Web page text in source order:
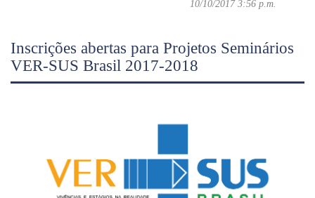
10/10/2017 3:56 p.m.
Inscrições abertas para Projetos Seminários
VER-SUS Brasil 2017-2018